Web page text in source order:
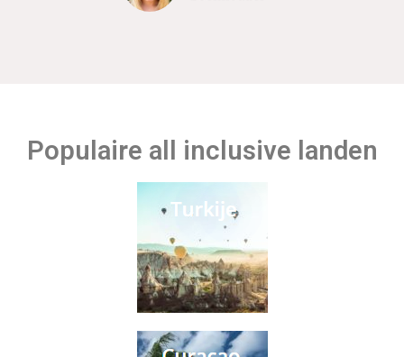
Populaire all inclusive landen